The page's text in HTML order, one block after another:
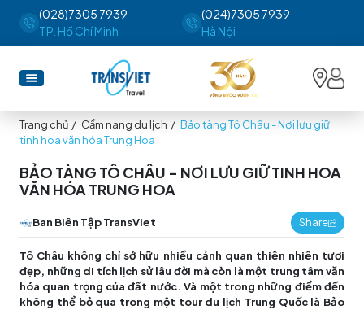
(028)7305 7939
TP. Hồ Chí Minh
(024)7305 7939
Hà Nội
Trang chủ / Cẩm nang du lịch / Bảo tàng Tô Châu - Nơi lưu giữ
tinh hoa văn hóa Trung Hoa
BẢO TÀNG TÔ CHÂU - NƠI LƯU GIỮ TINH HOA
VĂN HÓA TRUNG HOA
Ban Biên Tập TransViet Share
Tô Châu không chỉ sở hữu nhiều cảnh quan thiên nhiên tươi
đẹp, những di tích lịch sử lâu đời mà còn là một trung tâm văn
hóa quan trọng của đất nước. Và một trong những điểm đến
không thể bỏ qua trong một tour du lịch Trung Quốc là Bảo